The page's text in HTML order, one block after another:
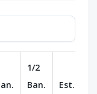
1/2
Ban.
Est.